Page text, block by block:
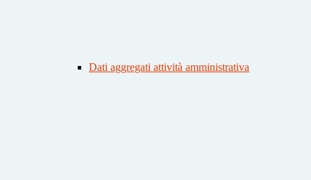
Dati aggregati attività amministrativa